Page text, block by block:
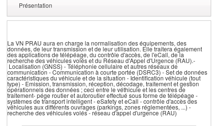
Présentation
La VN PRAU aura en charge la normalisation des équipements, des
données, de leur transmission et de leur utilisation. Elle traitera également
des applications de télépéage, du contrôle d'accès, de l'eCall, de la
recherche des véhicules volés et du Réseau d'Appel d'Urgence (RAU).-
Localisation (GNSS) - Téléphonie cellulaire et autres réseaux de
communication - Communication à courte portée (DSRC3) - Set de données
caractéristiques du véhicule et de la situation - Identification véhicule (tout
type) - Emission, transmission, réception, décodage, traitement et gestion
opérationnels des données ; ceci entre le véthicule et les centres de
traitement- pége routier et autoroutier effectué sous forme de télépéage -
systèmes de transport intelligent - eSafety et eCall - contrôle d'accès des
véhicules aux différents ouvrages (parkings, zones réglementées, ...) -
recherche des véhicules volés - réseau d'appel d'urgence (RAU)